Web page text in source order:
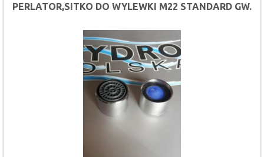
PERLATOR,SITKO DO WYLEWKI M22 STANDARD GW.